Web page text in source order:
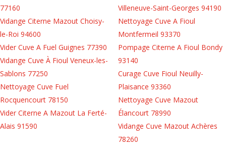
77160
Vidange Citerne Mazout Choisy-
le-Roi 94600
Vider Cuve A Fuel Guignes 77390
Vidange Cuve À Fioul Veneux-les-
Sablons 77250
Nettoyage Cuve Fuel
Rocquencourt 78150
Vider Citerne A Mazout La Ferté-
Alais 91590
Villeneuve-Saint-Georges 94190
Nettoyage Cuve A Fioul
Montfermeil 93370
Pompage Citerne A Fioul Bondy
93140
Curage Cuve Fioul Neuilly-
Plaisance 93360
Nettoyage Cuve Mazout
Élancourt 78990
Vidange Cuve Mazout Achères
78260